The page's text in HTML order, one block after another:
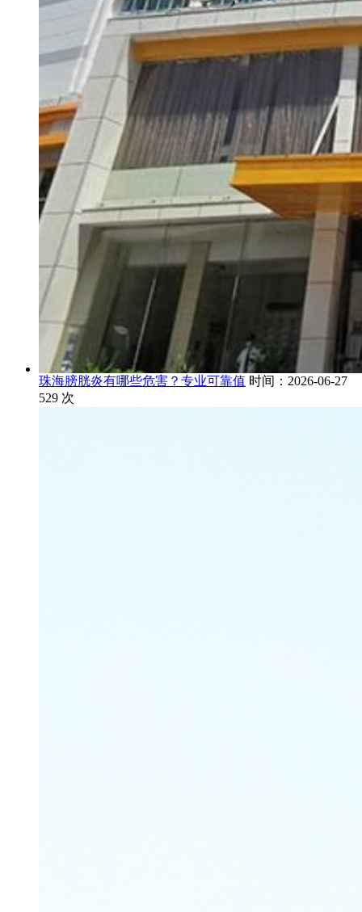
珠海膀胱炎有哪些危害？专业可靠值 时间：2026-06-27
529 次